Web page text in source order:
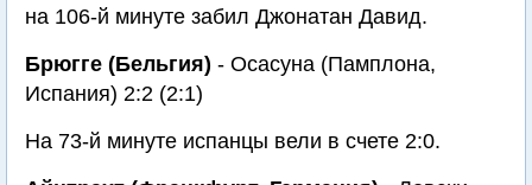
на 106-й минуте забил Джонатан Давид.
Брюгге (Бельгия) - Осасуна (Памплона,
Испания) 2:2 (2:1)
На 73-й минуте испанцы вели в счете 2:0.